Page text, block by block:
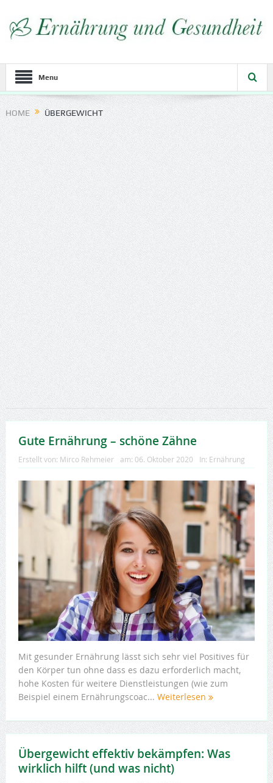
Menu
HOME ÜBERGEWICHT
Gute Ernährung – schöne Zähne
Erstellt von: Mirco Rehmeier am: 06. Oktober 2020 In: Ernährung
Mit gesunder Ernährung lässt sich sehr viel Positives für
den Körper tun ohne dass es dazu erforderlich macht,
hohe Kosten für weitere Dienstleistungen (wie zum
Beispiel einem Ernährungscoac... Weiterlesen
Übergewicht effektiv bekämpfen: Was
wirklich hilft (und was nicht)